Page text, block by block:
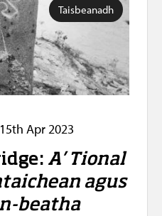
Taisbeanadh
Apr 2023
A’ Tional
agus
beatha